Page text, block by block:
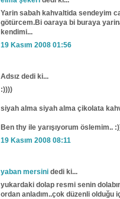
Yarin sabah kahvaltida sendeyim
götürcem.Bi oaraya bi buraya
kendimi...
19 Kasım 2008 01:56
Adsız dedi ki...
:))))
siyah alma siyah alma çikolata
Ben thy ile yarışıyorum öslemim..
19 Kasım 2008 08:11
yaban mersini dedi ki...
yukardaki dolap resmi senin
ordan anladım..çok düzenli olduğu